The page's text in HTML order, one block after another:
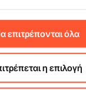
επιτρέπονται όλα
η επιλογή
σας. Τα
πάντα αποδίδει –